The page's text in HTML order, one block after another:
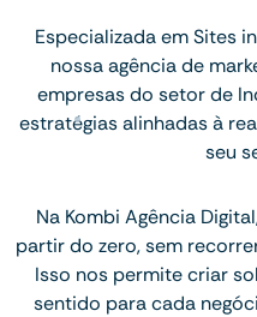
Especializada em Sites
nossa agência de
empresas do setor de
estratégias alinhadas à
seu
Na Kombi Agência
partir do zero, sem
Isso nos permite criar
sentido para cada